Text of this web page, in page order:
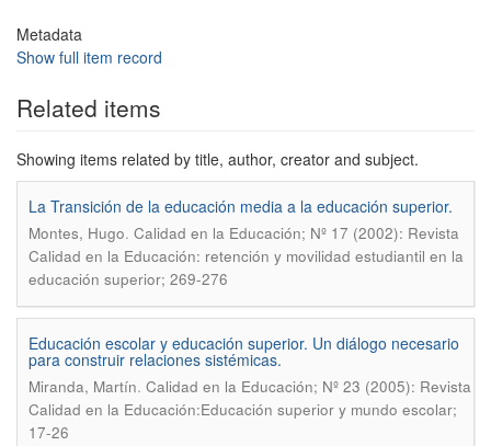
Metadata
Show full item record
Related items
Showing items related by title, author, creator and subject.
La Transición de la educación media a la educación superior.
Montes, Hugo. Calidad en la Educación; Nº 17 (2002): Revista
Calidad en la Educación: retención y movilidad estudiantil en la
educación superior; 269-276
Educación escolar y educación superior. Un diálogo necesario
para construir relaciones sistémicas.
Miranda, Martín. Calidad en la Educación; Nº 23 (2005): Revista
Calidad en la Educación:Educación superior y mundo escolar;
17-26